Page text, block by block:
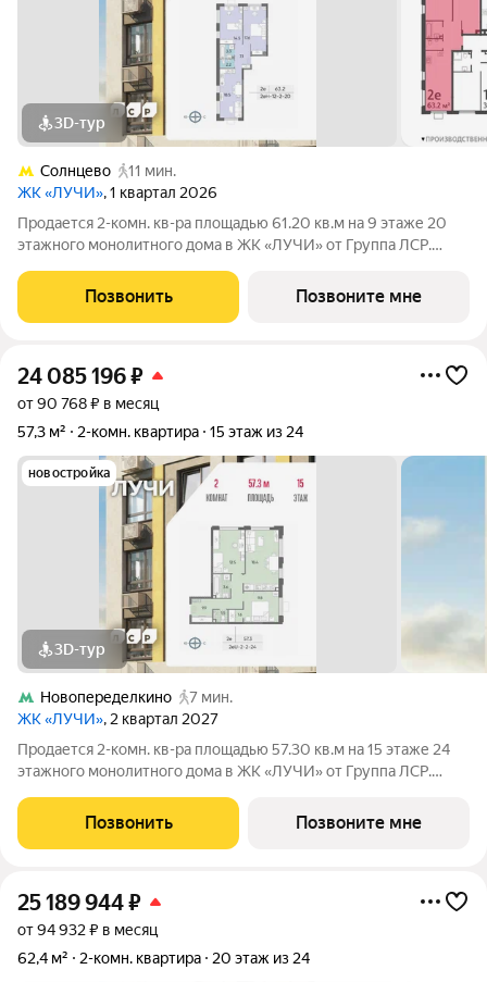
3D-тур
Солнцево
11 мин.
ЖК «ЛУЧИ», 1 квартал 2026
Продается 2-комн. кв-ра площадью 61.20 кв.м на 9 этаже 20
этажного монолитного дома в ЖК «ЛУЧИ» от Группа ЛСР.
самых зелёных и благоприятных для жизни районов столицы
Солнцево, который
Позвонить Позвоните мне
24 085 196₽
от 90 768 ₽ в месяц
57,3 м²
2-комн. квартира 15 этаж из 24
новостройка
3D-тур
Новопеределкино
7 мин.
ЖК «ЛУЧИ», 2 квартал 2027
Продается 2-комн. кв-ра площадью 57.30 кв.м на 15 этаже 24
этажного монолитного дома в ЖК «ЛУЧИ» от Группа ЛСР.
самых зелёных и благоприятных для жизни районов столицы
Солнцево, который
Позвонить Позвоните мне
25 189 944₽
от 94 932 ₽ в месяц
62,4 м²
2-комн. квартира 20 этаж из 24